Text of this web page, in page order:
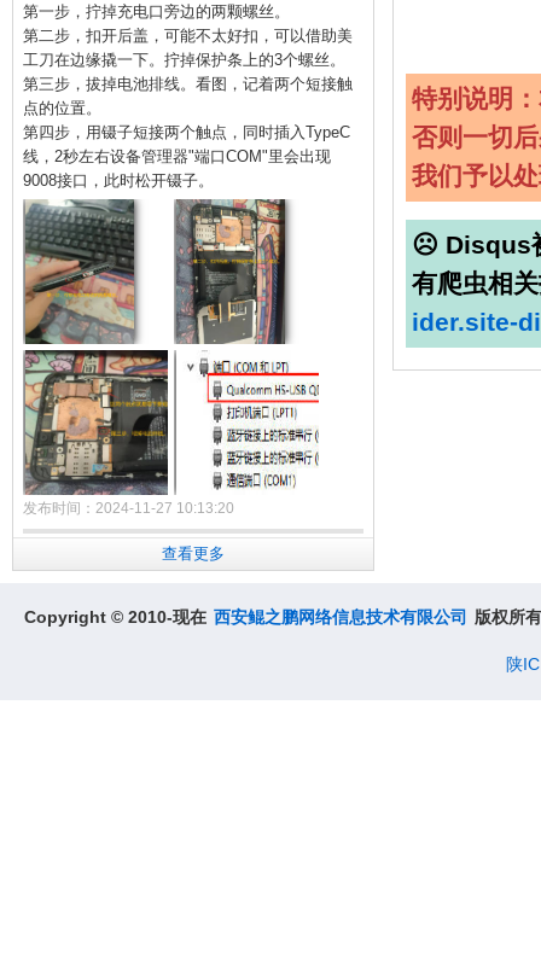
第一步，拧掉充电口旁边的两颗螺丝。
第二步，扣开后盖，可能不太好扣，可以借助美
工刀在边缘撬一下。拧掉保护条上的3个螺丝。
第三步，拔掉电池排线。看图，记着两个短接触
点的位置。
第四步，用镊子短接两个触点，同时插入TypeC
线，2秒左右设备管理器"端口COM"里会出现
9008接口，此时松开镊子。
发布时间：2024-11-27 10:13:20
【经验分享】已解锁BL的手机进9008模式
高通9008模式全称"Qualcomm HS-USB
查看更多
特别说明
否则一切
我们予以
☹ Disqus
有爬虫相
ider.site-
Copyright © 2010-现在 西安鲲之鹏网络信息技术有限公司 版权所有
陕